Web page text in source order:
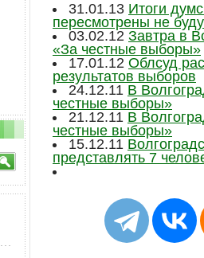
31.01.13 Итоги
пересмотрены не
03.02.12 Завтра в
«За честные выборы»
17.01.12 Облсуд
результатов выборов
24.12.11 В
честные выборы»
21.12.11 В
честные выборы»
15.12.11
представлять 7